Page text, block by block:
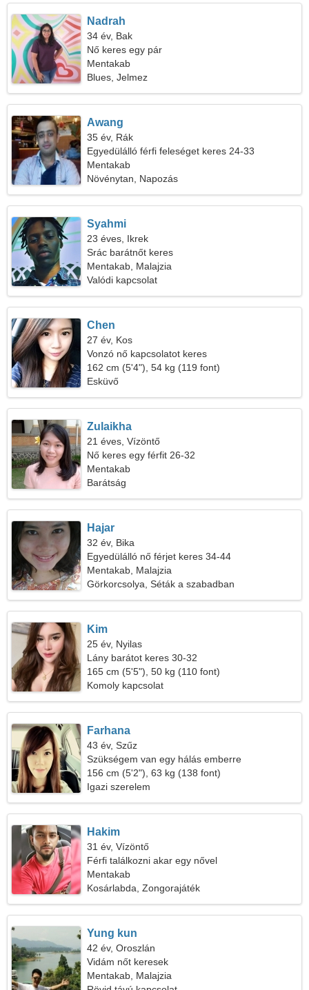
Nadrah
34 év, Bak
Nő keres egy pár
Mentakab
Blues, Jelmez
Awang
35 év, Rák
Egyedülálló férfi feleséget keres 24-33
Mentakab
Növénytan, Napozás
Syahmi
23 éves, Ikrek
Srác barátnőt keres
Mentakab, Malajzia
Valódi kapcsolat
Chen
27 év, Kos
Vonzó nő kapcsolatot keres
162 cm (5'4"), 54 kg (119 font)
Esküvő
Zulaikha
21 éves, Vízöntő
Nő keres egy férfit 26-32
Mentakab
Barátság
Hajar
32 év, Bika
Egyedülálló nő férjet keres 34-44
Mentakab, Malajzia
Görkorcsolya, Séták a szabadban
Kim
25 év, Nyilas
Lány barátot keres 30-32
165 cm (5'5"), 50 kg (110 font)
Komoly kapcsolat
Farhana
43 év, Szűz
Szükségem van egy hálás emberre
156 cm (5'2"), 63 kg (138 font)
Igazi szerelem
Hakim
31 év, Vízöntő
Férfi találkozni akar egy nővel
Mentakab
Kosárlabda, Zongorajáték
Yung kun
42 év, Oroszlán
Vidám nőt keresek
Mentakab, Malajzia